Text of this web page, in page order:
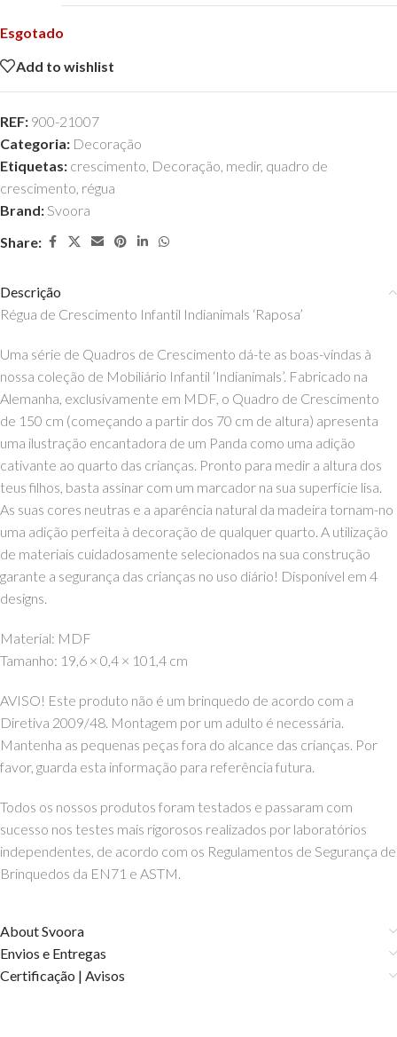
Esgotado
Add to wishlist
REF: 900-21007
Categoria: Decoração
Etiquetas: crescimento, Decoração, medir, quadro de
crescimento, régua
Brand:Svoora
Share:
Descrição
Régua de Crescimento Infantil Indianimals ‘Raposa’
Uma série de Quadros de Crescimento dá-te as boas-vindas à
nossa coleção de Mobiliário Infantil ‘Indianimals’. Fabricado na
Alemanha, exclusivamente em MDF, o Quadro de Crescimento
de 150 cm (começando a partir dos 70 cm de altura) apresenta
uma ilustração encantadora de um Panda como uma adição
cativante ao quarto das crianças. Pronto para medir a altura dos
teus filhos, basta assinar com um marcador na sua superfície lisa.
As suas cores neutras e a aparência natural da madeira tornam-no
uma adição perfeita à decoração de qualquer quarto. A utilização
de materiais cuidadosamente selecionados na sua construção
garante a segurança das crianças no uso diário! Disponível em 4
designs.
Material: MDF
Tamanho: 19,6 × 0,4 × 101,4 cm
AVISO! Este produto não é um brinquedo de acordo com a
Diretiva 2009/48. Montagem por um adulto é necessária.
Mantenha as pequenas peças fora do alcance das crianças. Por
favor, guarda esta informação para referência futura.
Todos os nossos produtos foram testados e passaram com
sucesso nos testes mais rigorosos realizados por laboratórios
independentes, de acordo com os Regulamentos de Segurança de
Brinquedos da EN71 e ASTM.
About Svoora
Envios e Entregas
Certificação | Avisos